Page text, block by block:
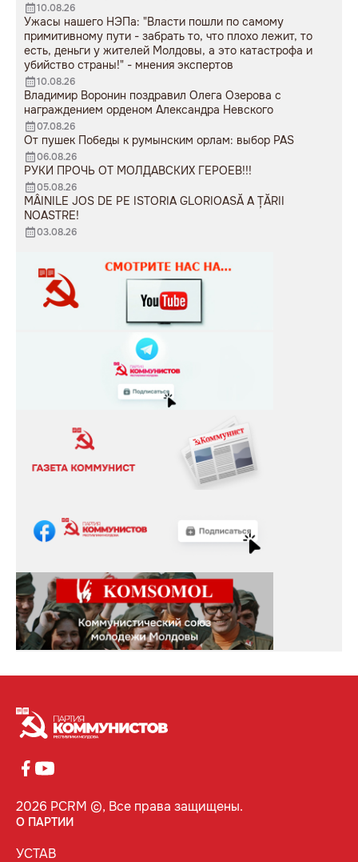
10.08.26
Ужасы нашего НЭПа: "Власти пошли по самому
примитивному пути - забрать то, что плохо лежит, то
есть, деньги у жителей Молдовы, а это катастрофа и
убийство страны!" - мнения экспертов
10.08.26
Владимир Воронин поздравил Олега Озерова с
награждением орденом Александра Невского
07.08.26
От пушек Победы к румынским орлам: выбор PAS
06.08.26
РУКИ ПРОЧЬ ОТ МОЛДАВСКИХ ГЕРОЕВ!!!
05.08.26
MÂINILE JOS DE PE ISTORIA GLORIOASĂ A ȚĂRII
NOASTRE!
03.08.26
2026 PCRM ©, Все права защищены.
О ПАРТИИ
УСТАВ